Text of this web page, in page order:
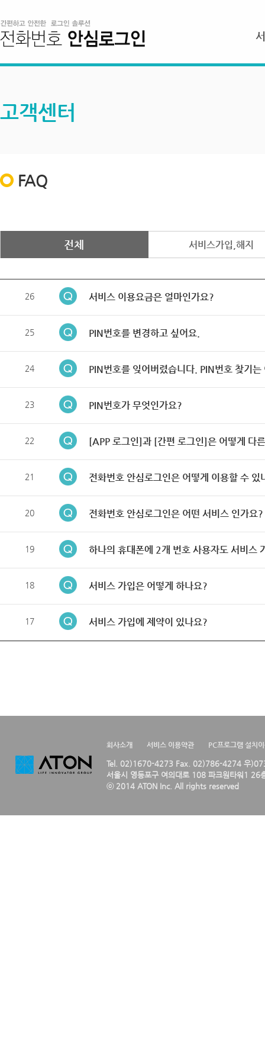
고객센터
FAQ
전체 서비스가입,해지
26 서비스 이용요금은 얼마인가요?
25 PIN번호를 변경하고 싶어요.
24 PIN번호를 잊어버렸습니다. PIN번호 찾기는
23 PIN번호가 무엇인가요?
22 [APP 로그인]과 [간편 로그인]은 어떻게 다
21 전화번호 안심로그인은 어떻게 이용할 수 있
20 전화번호 안심로그인은 어떤 서비스 인가요?
19 하나의 휴대폰에 2개 번호 사용자도 서비스
18 서비스 가입은 어떻게 하나요?
17 서비스 가입에 제약이 있나요?
회사소개 서비스 이용약관 PC프로그램 설치
Tel. 02)1670-4273 Fax. 02)786-4274 우
서울시 영등포구 여의대로 108 파크원타워1 26
ⓒ 2014 ATON Inc. All rights reserved